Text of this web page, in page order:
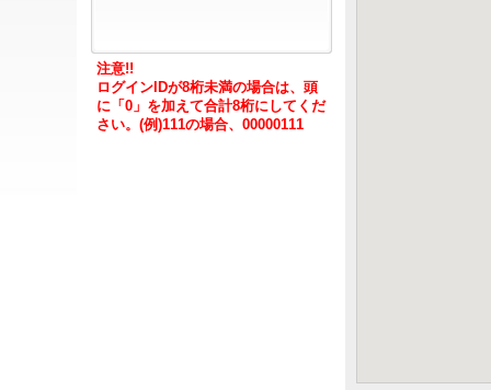
注意!!
ログインIDが8桁未満の場合は、頭
に「0」を加えて合計8桁にしてくだ
さい。(例)111の場合、00000111